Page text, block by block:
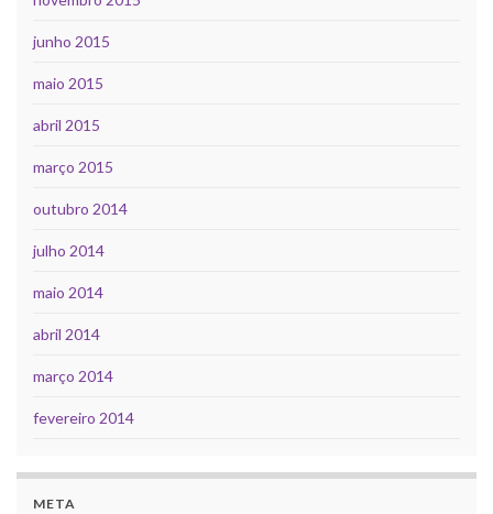
junho 2015
maio 2015
abril 2015
março 2015
outubro 2014
julho 2014
maio 2014
abril 2014
março 2014
fevereiro 2014
META